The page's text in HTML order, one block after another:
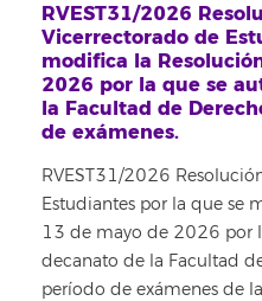
RVEST31/2026
Vicerrectorado de
modifica la
2026 por la que se
la Facultad de
de exámenes.
RVEST31/2026
Estudiantes por la que se
13 de mayo de 2026 por
decanato de la Facultad
período de exámenes de